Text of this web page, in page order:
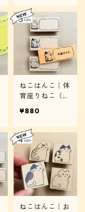
ねこはんこ｜体
育座りねこ（吹
¥880
ねこはんこ｜お